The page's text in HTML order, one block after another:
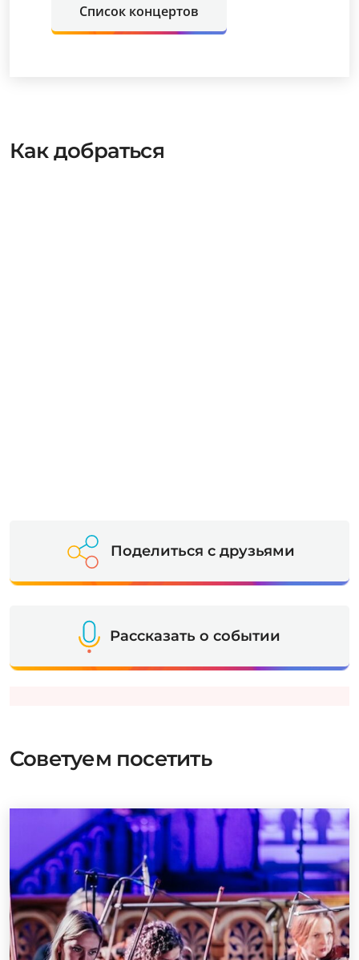
Список концертов
Как добраться
Поделиться с друзьями
Рассказать о событии
Советуем посетить